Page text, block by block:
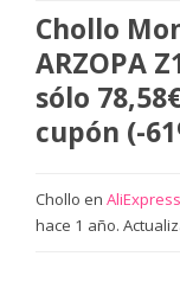
Chollo
ARZOPA
sólo
cupón (-
Chollo en AliExpress
hace 1 año.